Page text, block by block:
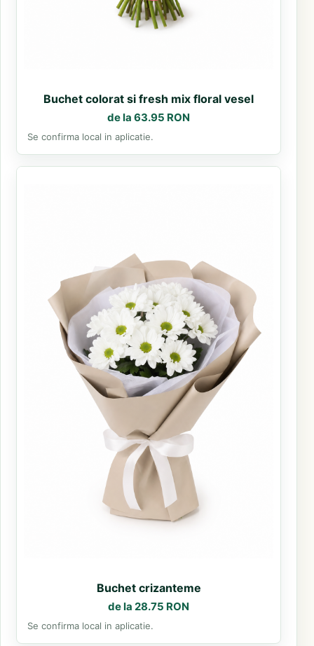
Buchet colorat si fresh mix floral vesel
de la 63.95 RON
Se confirma local in aplicatie.
Buchet crizanteme
de la 28.75 RON
Se confirma local in aplicatie.